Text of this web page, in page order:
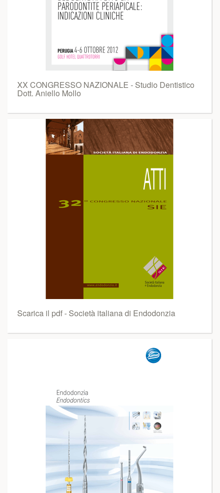
XX CONGRESSO NAZIONALE - Studio Dentistico
Dott. Aniello Mollo
Scarica il pdf - Società italiana di Endodonzia